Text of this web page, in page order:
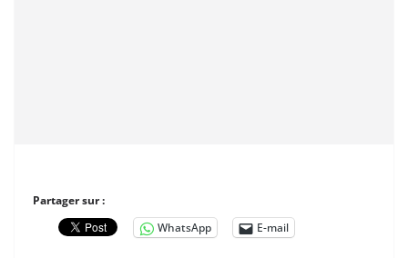
Partager sur :
WhatsApp
E-mail